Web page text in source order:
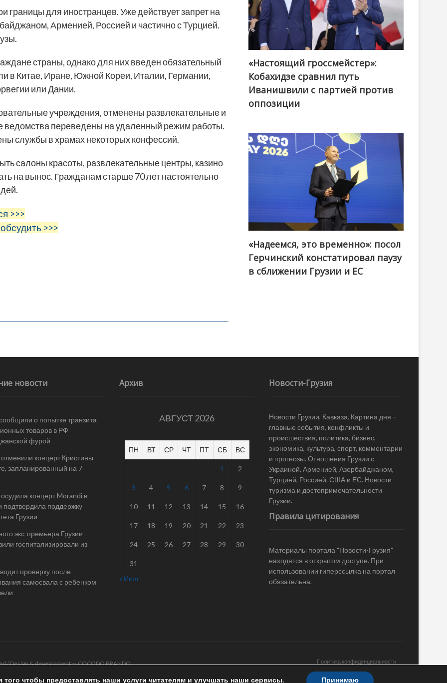
границы для иностранцев. Уже действует запрет на
Арменией, Россией и частично с Турцией.
страны, однако для них введен обязательный
в Китае, Иране, Южной Кореи, Италии, Германии,
или Дании.
учреждения, отменены развлекательные и
ведомства переведены на удаленный режим работы.
службы в храмах некоторых конфессий.
салоны красоты, развлекательные центры, казино
на вынос. Гражданам старше 70 лет настоятельно
>>>
>>>
@ქართული ოცნება / Georgian Dream
«Настоящий гроссмейстер»:
Кобахидзе сравнил путь
Иванишвили с партией против
оппозиции
«Надеемся, это временно»: посол
Герчинский констатировал паузу
в сближении Грузии и ЕС
новости
о попытке транзита
товаров в РФ
фурой
концерт Кристины
запланированный на 7
концерт Morandi в
подтвердила поддержку
Грузии
экс-премьера Грузии
госпитализировали из
проверку после
самосвала с ребенком
Архив
АВГУСТ 2026
ПН ВТ СР ЧТ ПТ СБ ВС
1 2
3 4 5 6 7 8 9
10 11 12 13 14 15 16
17 18 19 20 21 22 23
24 25 26 27 28 29 30
31
« Июл
Новости-Грузия
Новости Грузии, Кавказа. Картина дня –
главные события, конфликты и
происшествия, политика, бизнес,
экономика, культура, спорт, комментарии
и прогнозы. Отношения Грузии с
Украиной, Арменией, Азербайджаном,
Турцией, Россией, США и ЕС. Новости
туризма и достопримечательности
Грузии.
Правила цитирования
Материалы портала "Новости-Грузия"
находятся в открытом доступе. При
использовании гиперссылка на портал
обязательна.
Политика конфиденциальности
/ Design & development —COCODO BRANDO
чтобы предоставлять наши услуги читателям и улучшать наши сервисы. Принимаю